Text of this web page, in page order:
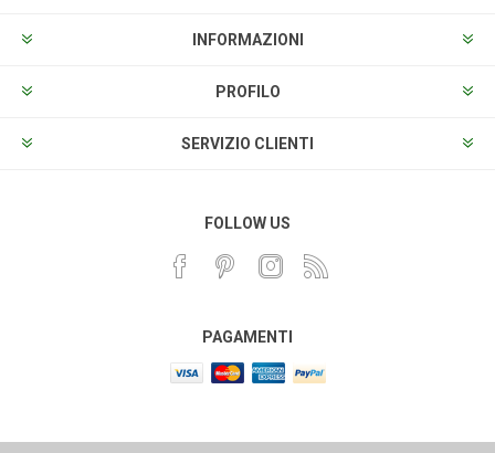
INFORMAZIONI
PROFILO
SERVIZIO CLIENTI
FOLLOW US
PAGAMENTI